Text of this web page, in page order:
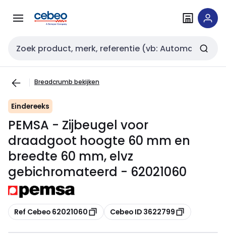
naar
naar
Zoekveld invoer
Breadcrumb bekijken
Eindereeks
PEMSA - Zijbeugel voor
draadgoot hoogte 60 mm en
breedte 60 mm, elvz
gebichromateerd - 62021060
Kopiëren
Ref Cebeo 62021060 Kopiëren
Cebeo ID 3622799